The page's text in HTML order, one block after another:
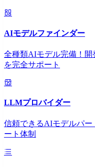
AIモデルファインダー
全種類AIモデル完備！
を完全サポート
LLMプロバイダー
信頼できるAIモデルパ
ート体制